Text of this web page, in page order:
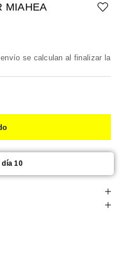
MIAHEA
se calculan al finalizar la
día 10